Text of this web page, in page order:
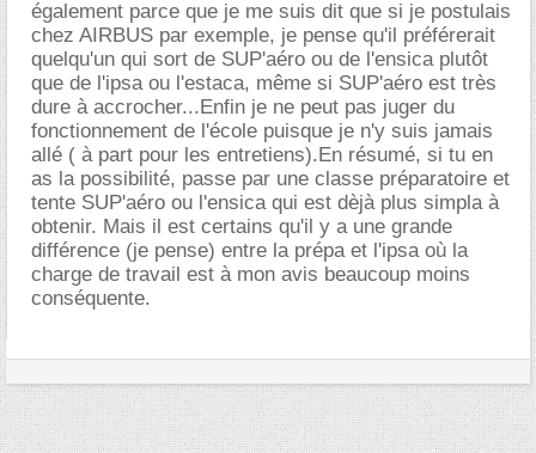
également parce que je me suis dit que si je postulais
chez AIRBUS par exemple, je pense qu'il préférerait
quelqu'un qui sort de SUP'aéro ou de l'ensica plutôt
que de l'ipsa ou l'estaca, même si SUP'aéro est très
dure à accrocher...Enfin je ne peut pas juger du
fonctionnement de l'école puisque je n'y suis jamais
allé ( à part pour les entretiens).En résumé, si tu en
as la possibilité, passe par une classe préparatoire et
tente SUP'aéro ou l'ensica qui est dèjà plus simpla à
obtenir. Mais il est certains qu'il y a une grande
différence (je pense) entre la prépa et l'ipsa où la
charge de travail est à mon avis beaucoup moins
conséquente.